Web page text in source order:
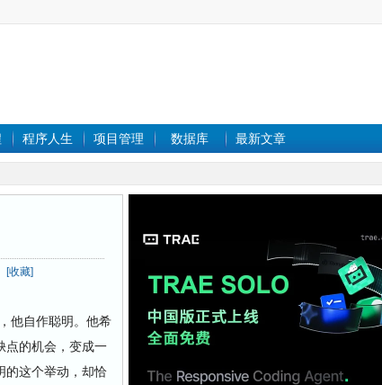
程序人生 项目管理 数据库 最新文章
[收藏]
他自作聪明。他希
点的机会，变成一
的这个举动，却恰